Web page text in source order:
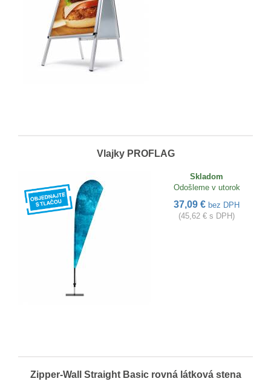
Vlajky PROFLAG
Skladom
Odošleme v utorok
37,09 € bez DPH
(45,62 € s DPH)
Zipper-Wall Straight Basic rovná látková stena